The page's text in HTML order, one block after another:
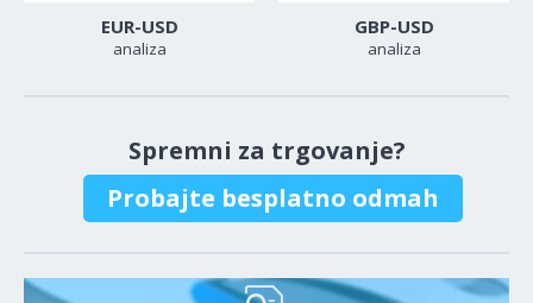
EUR-USD
analiza
GBP-USD
analiza
Spremni za trgovanje?
Probajte besplatno odmah